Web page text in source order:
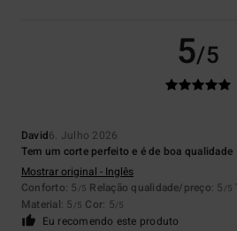
5/5
David6. Julho 2026
Tem um corte perfeito e é de boa qualidade
Mostrar original - Inglês
Conforto: 5 /5 Relação qualidade/preço: 5 /5
Material: 5 /5 Cor: 5/5
Eu recomendo este produto